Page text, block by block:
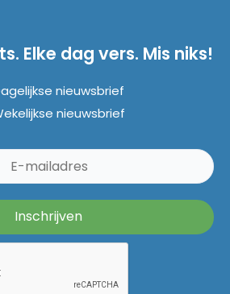
Elke dag vers. Mis niks!
nieuwsbrief
nieuwsbrief